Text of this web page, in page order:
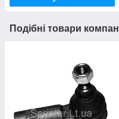
Подібні товари